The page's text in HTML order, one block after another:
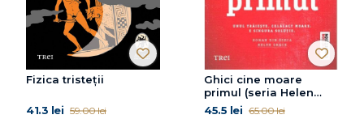
Fizica tristeții
41.3 lei 59.00 lei
Ghici cine moare
primul (seria Helen
Grace, vol. 1)
45.5 lei 65.00 lei